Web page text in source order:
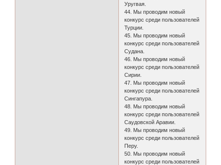
Уругвая.
44. Мы проводим новый
конкурс среди пользователей
Турции.
45. Мы проводим новый
конкурс среди пользователей
Судана.
46. Мы проводим новый
конкурс среди пользователей
Сирии.
47. Мы проводим новый
конкурс среди пользователей
Сингапура.
48. Мы проводим новый
конкурс среди пользователей
Саудовской Аравии.
49. Мы проводим новый
конкурс среди пользователей
Перу.
50. Мы проводим новый
конкурс среди пользователей